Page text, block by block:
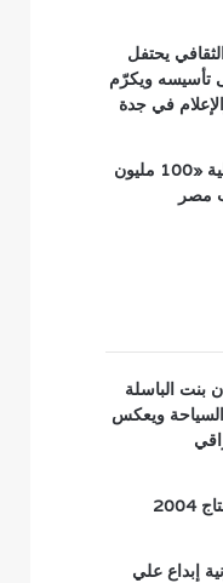
يحتفل
على تأسيسه ويكرّم
في جدة
تامر حسني في احتفالية «100 مليون
مصر
بنت الباسلة
ويعكس
إبداع علي